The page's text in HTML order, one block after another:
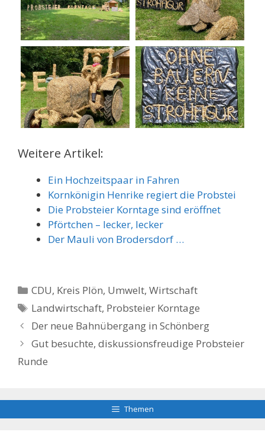
Weitere Artikel:
Ein Hochzeitspaar in Fahren
Kornkönigin Henrike regiert die Probstei
Die Probsteier Korntage sind eröffnet
Pförtchen – lecker, lecker
Der Mauli von Brodersdorf …
Kategorien
CDU, Kreis Plön, Umwelt,Wirtschaft
Schlagwörter
Landwirtschaft, Probsteier Korntage
Der neue Bahnübergang in Schönberg
Gut besuchte, diskussionsfreudige Probsteier
Runde
Themen